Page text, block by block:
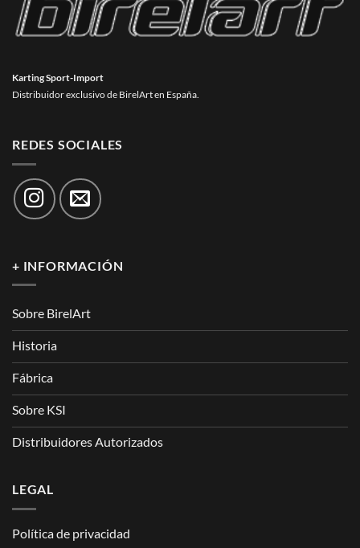
Karting Sport-Import
Distribuidor exclusivo de BirelArt en España.
REDES SOCIALES
+ INFORMACIÓN
Sobre BirelArt
Historia
Fábrica
Sobre KSI
Distribuidores Autorizados
LEGAL
Política de privacidad